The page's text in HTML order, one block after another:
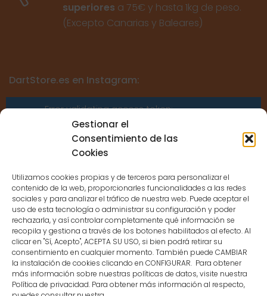
Gestionar el
Consentimiento de las
Cookies
Utilizamos cookies propias y de terceros para personalizar el
contenido de la web, proporcionarles funcionalidades a las redes
sociales y para analizar el tráfico de nuestra web. Puede aceptar el
uso de esta tecnología o administrar su configuración y poder
rechazarla, y así controlar completamente qué información se
recopila y gestiona a través de los botones habilitados al efecto. Al
clicar en "Sí, Acepto", ACEPTA SU USO, si bien podrá retirar su
consentimiento en cualquier momento. También puede CAMBIAR
la instalación de cookies clicando en CONFIGURAR. Para obtener
más información sobre nuestras políticas de datos, visite nuestra
Política de privacidad. Para obtener más información al respecto,
superiores a 75€ y hasta 1kg de peso.
(Excepto Canarias y Baleares)
DartStore.es en Instagram:
Error validating access token:
Sessions for the user are not allowed
because the user is not a confirmed
CONTACTO
MENÚ PRINCIPAL
MI CUENTA